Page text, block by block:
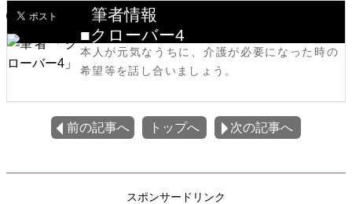
筆者情報
■クローバー4
本人が元気なうちに、介護が必要になった時の
希望等を話し合いましょう。
前の記事へ トップへ 次の記事へ
スポンサードリンク